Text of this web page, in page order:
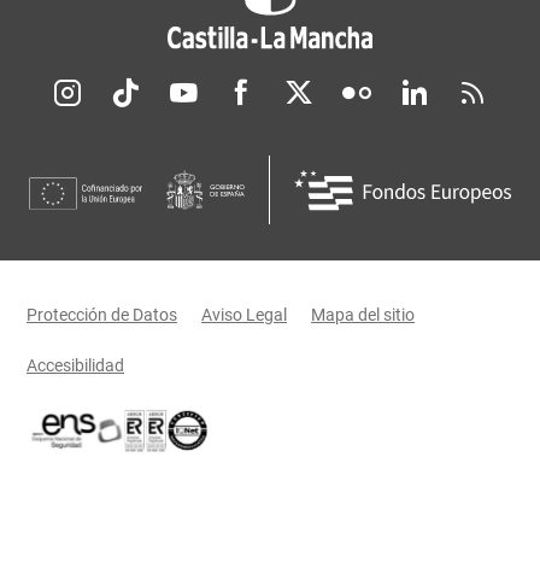
Redes sociales JCCM
Menú legal
Protección de Datos Aviso Legal Mapa del sitio
Accesibilidad